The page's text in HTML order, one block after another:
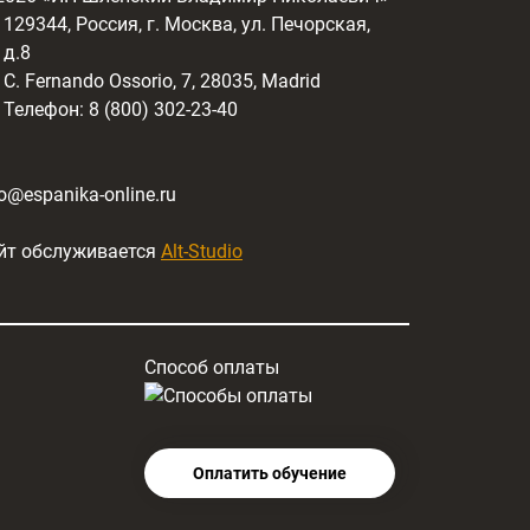
129344, Россия, г. Москва, ул. Печорская,
д.8
C. Fernando Ossorio, 7, 28035, Madrid
Телефон: 8 (800) 302-23-40
online.ru
обслуживается Alt-Studio
Способ оплаты
Оплатить обучение